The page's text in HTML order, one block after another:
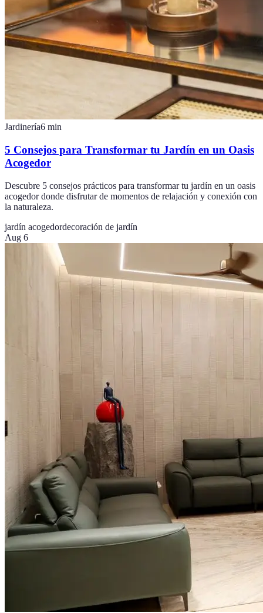
Jardinería6 min
5 Consejos para Transformar tu Jardín en un Oasis
Acogedor
Descubre 5 consejos prácticos para transformar tu jardín en un oasis
acogedor donde disfrutar de momentos de relajación y conexión con
la naturaleza.
jardín acogedordecoración de jardín
Aug 6